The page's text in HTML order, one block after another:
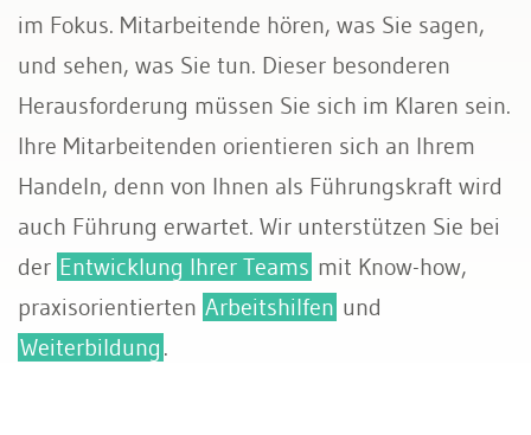
im Fokus. Mitarbeitende hören, was Sie sagen,
und sehen, was Sie tun. Dieser besonderen
Herausforderung müssen Sie sich im Klaren sein.
Ihre Mitarbeitenden orientieren sich an Ihrem
Handeln, denn von Ihnen als Führungskraft wird
auch Führung erwartet. Wir unterstützen Sie bei
der Entwicklung Ihrer Teams mit Know-how,
praxisorientierten Arbeitshilfen und
Weiterbildung .